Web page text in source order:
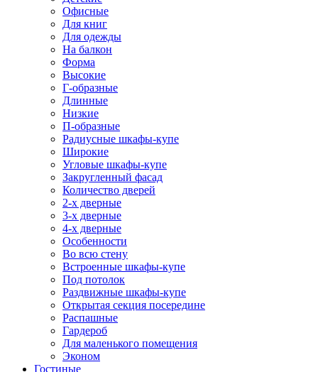
Офисные
Для книг
Для одежды
На балкон
Форма
Высокие
Г-образные
Длинные
Низкие
П-образные
Радиусные шкафы-купе
Широкие
Угловые шкафы-купе
Закругленный фасад
Количество дверей
2-х дверные
3-х дверные
4-х дверные
Особенности
Во всю стену
Встроенные шкафы-купе
Под потолок
Раздвижные шкафы-купе
Открытая секция посередине
Распашные
Гардероб
Для маленького помещения
Эконом
Гостиные